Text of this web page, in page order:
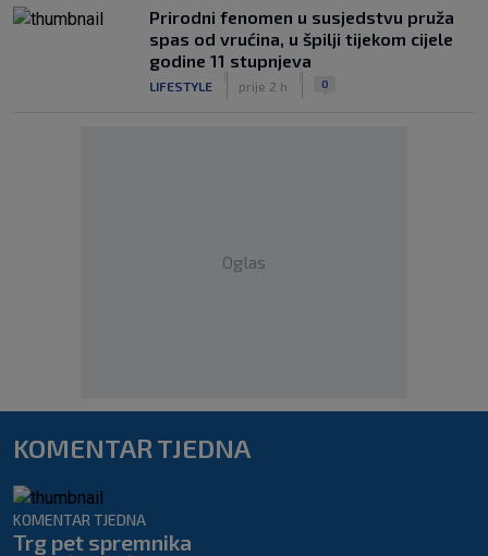
Prirodni fenomen u susjedstvu pruža
spas od vrućina, u špilji tijekom cijele
godine 11 stupnjeva
LIFESTYLE prije 2 h 0
Oglas
KOMENTAR TJEDNA
KOMENTAR TJEDNA
Trg pet spremnika